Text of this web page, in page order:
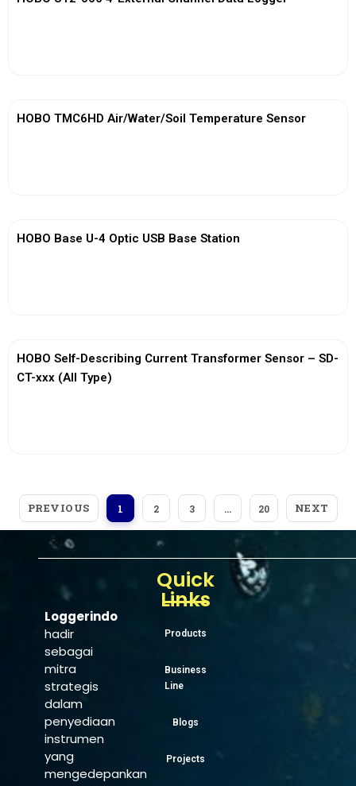
HOBO TMC6HD Air/Water/Soil Temperature Sensor
HOBO Base U-4 Optic USB Base Station
HOBO Self-Describing Current Transformer Sensor – SD-
CT-xxx (All Type)
PREVIOUS 1 2 3 … 20 NEXT
Loggerindo
hadir
sebagai
mitra
strategis
dalam
penyediaan
instrumen
yang
mengedepankan
Quick
Links
Products
Business
Line
Blogs
Projects